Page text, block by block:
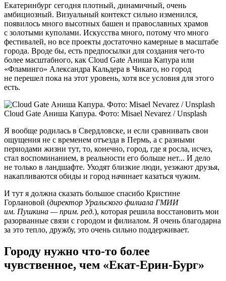
Екатеринбург сегодня плотный, динамичный, очень
амбициозный. Визуальный контекст сильно изменился,
появилось много высотных башен и православных храмов
с золотыми куполами. Искусства много, потому что много
фестивалей, но все проекты достаточно камерные в масштабе
города. Вроде бы, есть предпосылки для создания чего-то
более масштабного, как Cloud Gate Аниша Капура или
«Фламинго» Александра Кальдера в Чикаго, но город
не перешел пока на этот уровень, хотя все условия для этого
есть.
Cloud Gate Аниша Капура. Фото: Misael Nevarez / Unsplash
Я вообще родилась в Свердловске, и если сравнивать свои
ощущения не с временем отъезда в Пермь, а с разными
периодами жизни тут, то, конечно, город, где я росла, исчез,
стал воспоминанием, в реальности его больше нет... И дело
не только в ландшафте. Уходят близкие люди, уезжают друзья,
накапливаются обиды и город начинает казаться чужим.
И тут я должна сказать большое спасибо Кристине
Горлановой (директор Уральского филиала ГМИИ
им. Пушкина — прим. ред.), которая решила восстановить мои
разорванные связи с городом и филиалом. Я очень благодарна
за это тепло, дружбу, это очень сильно поддерживает.
Городу нужно что-то более
чувственное, чем «Екат-Ерин-Бург»